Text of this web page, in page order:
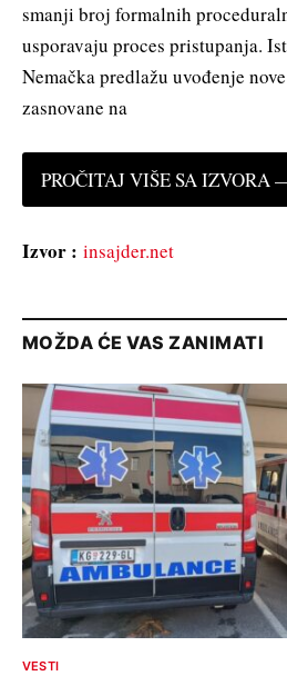
smanji broj formalnih
usporavaju proces pristupanja.
Nemačka predlažu uvođenje
zasnovane na
PROČITAJ VIŠE SA IZVORA
Izvor : insajder.net
MOŽDA ĆE VAS ZANIMATI
VESTI